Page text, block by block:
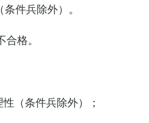
件兵除外）。
格。
（条件兵除外）；